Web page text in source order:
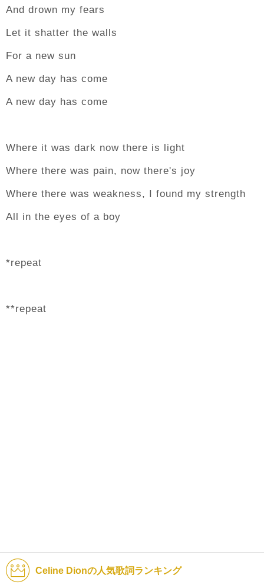
And drown my fears
Let it shatter the walls
For a new sun
A new day has come
A new day has come
Where it was dark now there is light
Where there was pain, now there's joy
Where there was weakness, I found my strength
All in the eyes of a boy
*repeat
**repeat
Celine Dionの人気歌詞ランキング